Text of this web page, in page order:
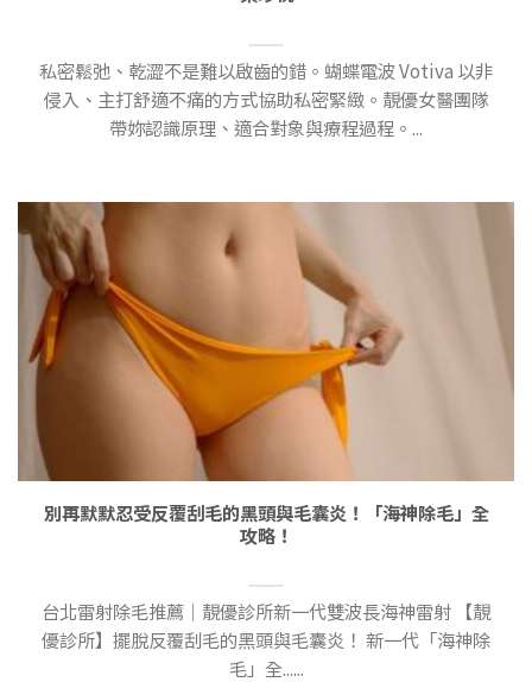
私密鬆弛、乾澀不是難以啟齒的錯。蝴蝶電波 Votiva 以非
侵入、主打舒適不痛的方式協助私密緊緻。靚優女醫團隊
帶妳認識原理、適合對象與療程過程。...
別再默默忍受反覆刮毛的黑頭與毛囊炎！「海神除毛」全
攻略！
台北雷射除毛推薦｜靚優診所新一代雙波長海神雷射 【靚
優診所】擺脫反覆刮毛的黑頭與毛囊炎！ 新一代「海神除
毛」全......